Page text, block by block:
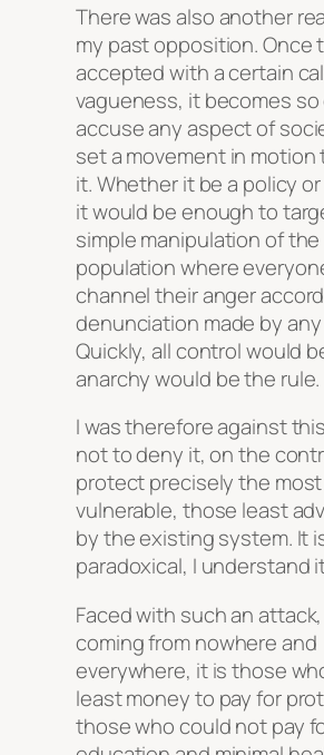
There was also another
my past opposition. Once
accepted with a certain
vagueness, it becomes
accuse any aspect of
set a movement in
it. Whether it be a policy
it would be enough to
simple manipulation of the
population where
channel their anger
denunciation made by
Quickly, all control would
anarchy would be the rule.
I was therefore against
not to deny it, on the
protect precisely the most
vulnerable, those least
by the existing system. It
paradoxical, I understand
Faced with such an
coming from nowhere and
everywhere, it is those
least money to pay for
those who could not pay